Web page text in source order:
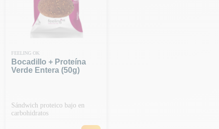
FEELING OK
Bocadillo + Proteína
Verde Entera (50g)
Sándwich proteico bajo en
carbohidratos